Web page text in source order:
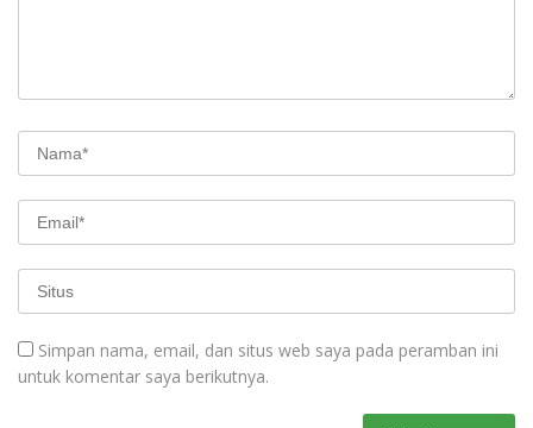
Simpan nama, email, dan situs web saya pada peramban ini
untuk komentar saya berikutnya.